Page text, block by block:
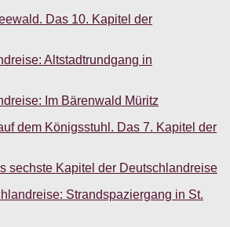
Das 10. Kapitel der
Altstadtrundgang in
Im Bärenwald Müritz
dem Königsstuhl. Das 7. Kapitel der
sechste Kapitel der Deutschlandreise
Strandspaziergang in St.